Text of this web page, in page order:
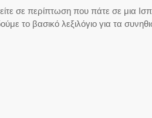
σε περίπτωση που πάτε σε μια
το βασικό λεξιλόγιο για τα